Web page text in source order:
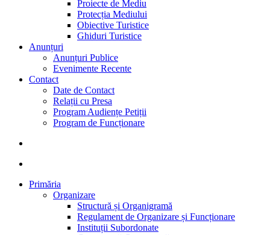
Proiecte de Mediu
Protecția Mediului
Obiective Turistice
Ghiduri Turistice
Anunțuri
Anunțuri Publice
Evenimente Recente
Contact
Date de Contact
Relații cu Presa
Program Audiențe Petiții
Program de Funcționare
Primăria
Organizare
Structură și Organigramă
Regulament de Organizare și Funcționare
Instituții Subordonate